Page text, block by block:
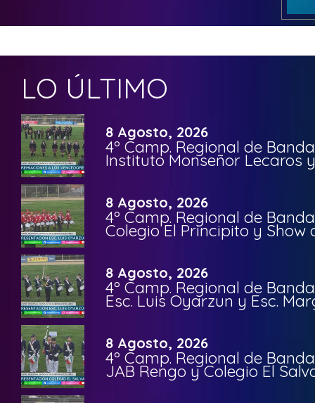
LO ÚLTIMO
8 Agosto, 2026
4º Camp. Regional de
Instituto Monseñor Lecaros
8 Agosto, 2026
4º Camp. Regional de
Colegio El Principito y Show
8 Agosto, 2026
4º Camp. Regional de
Esc. Luis Oyarzun y Esc.
8 Agosto, 2026
4º Camp. Regional de
JAB Rengo y Colegio El